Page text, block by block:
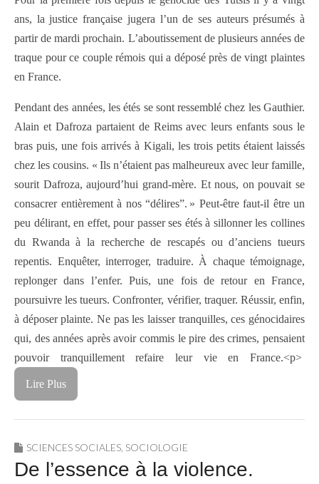
ans, la justice française jugera l’un de ses auteurs présumés à
partir de mardi prochain. L’aboutissement de plusieurs années de
traque pour ce couple rémois qui a déposé près de vingt plaintes
en France.
Pendant des années, les étés se sont ressemblé chez les Gauthier.
Alain et Dafroza partaient de Reims avec leurs enfants sous le
bras puis, une fois arrivés à Kigali, les trois petits étaient laissés
chez les cousins. « Ils n’étaient pas malheureux avec leur famille,
sourit Dafroza, aujourd’hui grand-mère. Et nous, on pouvait se
consacrer entièrement à nos “délires”. » Peut-être faut-il être un
peu délirant, en effet, pour passer ses étés à sillonner les collines
du Rwanda à la recherche de rescapés ou d’anciens tueurs
repentis. Enquêter, interroger, traduire. À chaque témoignage,
replonger dans l’enfer. Puis, une fois de retour en France,
poursuivre les tueurs. Confronter, vérifier, traquer. Réussir, enfin,
à déposer plainte. Ne pas les laisser tranquilles, ces génocidaires
qui, des années après avoir commis le pire des crimes, pensaient
pouvoir tranquillement refaire leur vie en France.<p>
Lire Plus
SCIENCES SOCIALES SOCIOLOGIE
De l’essence à la violence.